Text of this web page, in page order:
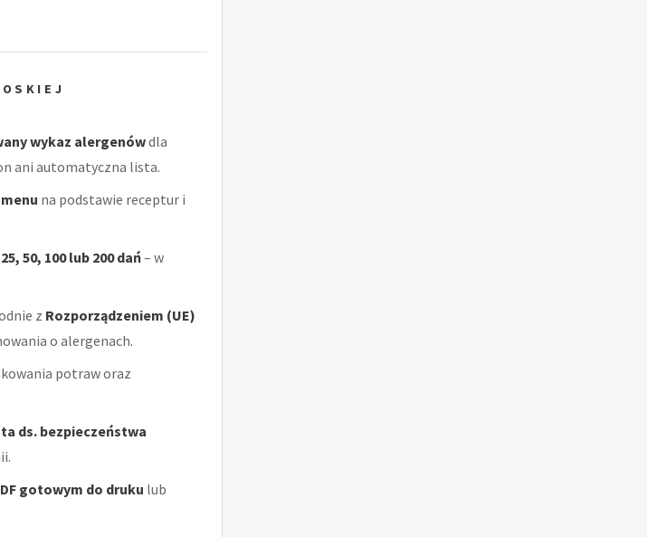
wykaz alergenówdla
ani automatyczna lista.
na podstawie receptur i
50, 100 lub 200 dań– w
z Rozporządzeniem (UE)
o alergenach.
potraw oraz
ds. bezpieczeństwa
gotowym do druku lub